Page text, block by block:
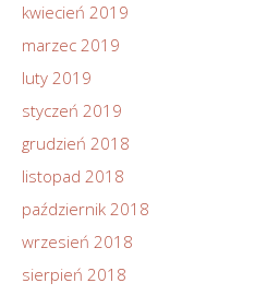
kwiecień 2019
marzec 2019
luty 2019
styczeń 2019
grudzień 2018
listopad 2018
październik 2018
wrzesień 2018
sierpień 2018